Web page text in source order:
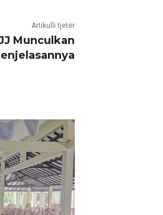
Artikulli tjetër
Munculkan